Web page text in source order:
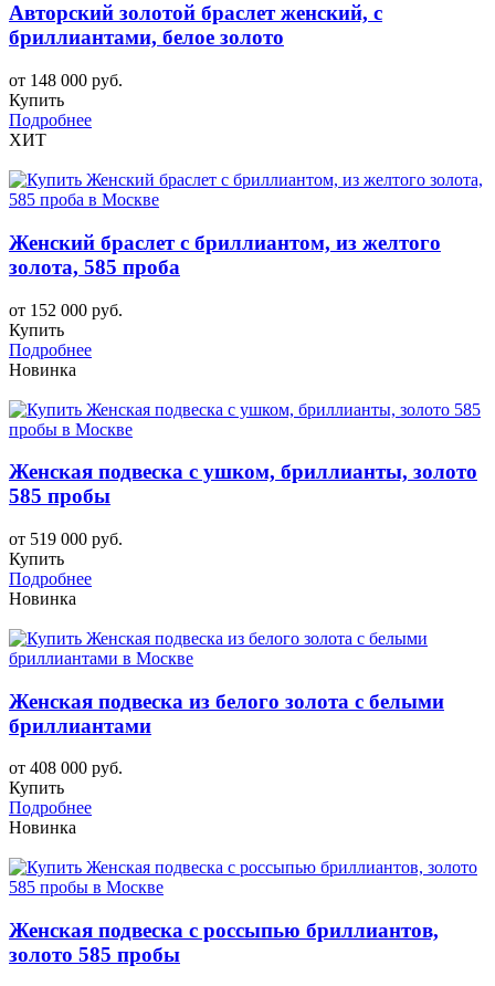
Авторский золотой браслет женский, с
бриллиантами, белое золото
от 148 000 руб.
Купить
Подробнее
ХИТ
Женский браслет c бриллиантом, из желтого
золота, 585 проба
от 152 000 руб.
Купить
Подробнее
Новинка
Женская подвеска с ушком, бриллианты, золото
585 пробы
от 519 000 руб.
Купить
Подробнее
Новинка
Женская подвеска из белого золота с белыми
бриллиантами
от 408 000 руб.
Купить
Подробнее
Новинка
Женская подвеска с россыпью бриллиантов,
золото 585 пробы